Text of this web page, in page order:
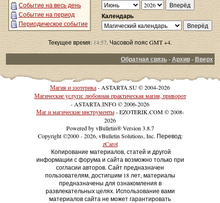
Событие на весь день
Событие на период
Периодическое событие
Календарь
Текущее время:14:57. Часовой пояс GMT +4.
Обратная связь-Архив-Вверх
Магия и эзотерика- ASTARTA.SU © 2004-2026
Магические услуги: любовная практическая магия, приворот
- ASTARTA.INFO © 2006-2026
Маг и магические инструменты- EZOTERIK.COM © 2008-
2026
Powered by vBulletin® Version 3.8.7
Copyright ©2000 - 2026, vBulletin Solutions, Inc. Перевод:
zCarot
Копирование материалов, статей и другой
информации с форума и сайта возможно только при
согласии авторов. Сайт предназначен
пользователям, достигшим 18 лет, материалы
предназначены для ознакомления в
развлекательных целях. Использование вами
материалов сайта не может гарантировать